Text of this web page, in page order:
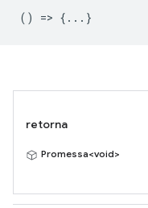
() => {...}
retorna
Promessa<void>